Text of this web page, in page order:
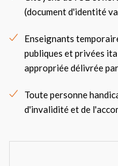
(document d'identité
Enseignants
publiques et privées
appropriée délivrée
Toute personne
d'invalidité et de